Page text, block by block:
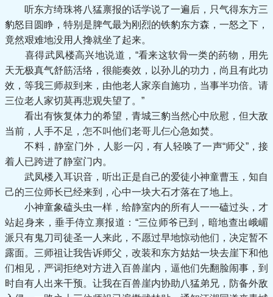
听东方绮珠将八猛禀报的话学说了一遍后，只气得东方三
豹怒目圆睁，特别是脾气最为刚烈的铁豹东方森，一怒之下，
竟然艰难地没用人搀就坐了起来。
喜得武凤楼高兴地说道，“看来这软骨一类的药物，用先
天无极真气舒筋活络，很能奏效，以孙儿的功力，尚且有此功
效，等我三师叔到来，由他老人家亲自施功，当事半功倍。请
三位老人家切莫再悲观失望了。”
看出有恢复体力的希望，青城三豹当然心中欣慰，但大敌
当前，人手不足，怎不叫他们老哥儿仨心急如焚。
不料，静室门外，人影一闪，有人轻唤了一声“师父”，接
着人已跨进了静室门内。
武凤楼入耳识音，听出正是自己的爱徒小神童曹玉，知自
己的三位师长已经来到，心中一块大石才落在了地上。
小神童象磕头虫一样，给静室内的所有人一一磕过头，才
站起身来，垂手侍立禀报道：“三位师爷已到，暗地查出峨嵋
派只有鬼刀司徒圣一人来此，不愿过早地惊动他们，决定暂不
露面。三师祖让我告诉师父，改装和东方姑姑一块去崖下和他
们相见，严词拒绝对方进入百兽崖内，逼他们先翻脸闹事，到
时自有人出来干预。让我在百兽崖内协助八猛弟兄，防备外敌